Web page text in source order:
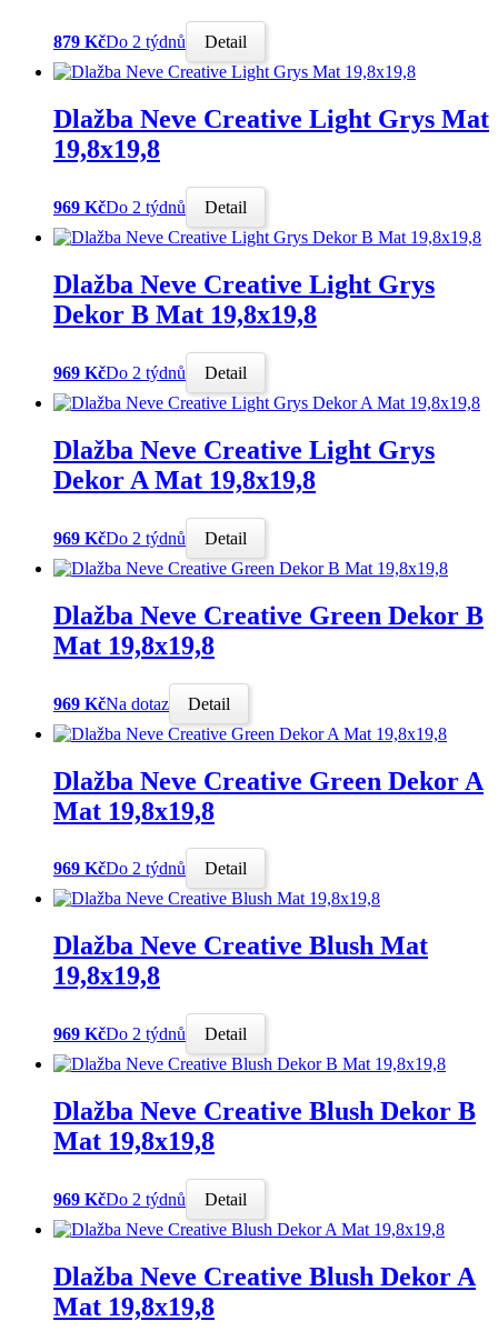
879 KčDo 2 týdnů Detail
Dlažba Neve Creative Light Grys Mat
19,8x19,8
969 KčDo 2 týdnů Detail
Dlažba Neve Creative Light Grys
Dekor B Mat 19,8x19,8
969 KčDo 2 týdnů Detail
Dlažba Neve Creative Light Grys
Dekor A Mat 19,8x19,8
969 KčDo 2 týdnů Detail
Dlažba Neve Creative Green Dekor B
Mat 19,8x19,8
969 KčNa dotaz Detail
Dlažba Neve Creative Green Dekor A
Mat 19,8x19,8
969 KčDo 2 týdnů Detail
Dlažba Neve Creative Blush Mat
19,8x19,8
969 KčDo 2 týdnů Detail
Dlažba Neve Creative Blush Dekor B
Mat 19,8x19,8
969 KčDo 2 týdnů Detail
Dlažba Neve Creative Blush Dekor A
Mat 19,8x19,8